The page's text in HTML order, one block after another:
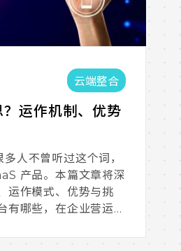
云端整合
运作机制、优势
人不曾听过这个词，
产品。本篇文章将深
运作模式、优势与挑
有哪些，在企业营运上